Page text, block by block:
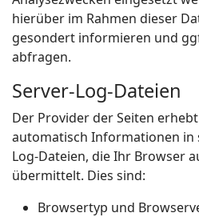
hierüber im Rahmen dieser
gesondert informieren und
abfragen.
Server-Log-Dateien
Der Provider der Seiten
automatisch Informationen in
Log-Dateien, die Ihr Browser
übermittelt. Dies sind:
Browsertyp und